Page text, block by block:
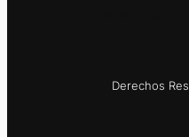
Derechos